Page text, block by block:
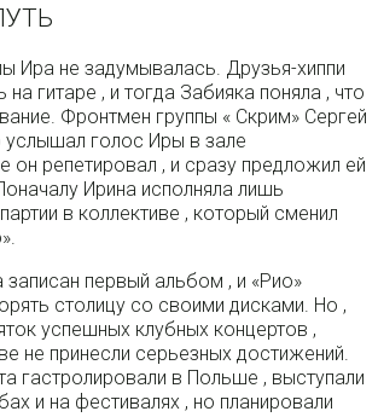
Ира не задумывалась. Друзья-хиппи
на гитаре , и тогда Забияка поняла , что
Фронтмен группы « Скрим» Сергей
услышал голос Иры в зале
он репетировал , и сразу предложил ей
Ирина исполняла лишь
в коллективе , который сменил
записан первый альбом , и «Рио»
столицу со своими дисками. Но ,
успешных клубных концертов ,
не принесли серьезных достижений.
гастролировали в Польше , выступали
и на фестивалях , но планировали